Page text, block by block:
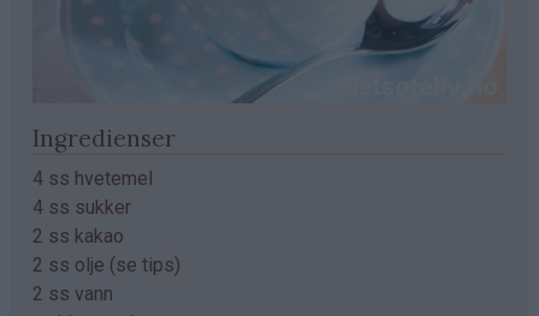
Ingredienser
4 ss hvetemel
4 ss sukker
2 ss kakao
2 ss olje (se tips)
2 ss vann